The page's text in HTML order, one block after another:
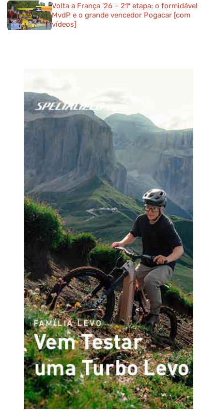
Volta a França ’26 – 21ª etapa: o formidável
MvdP e o grande vencedor Pogacar [com
vídeos]